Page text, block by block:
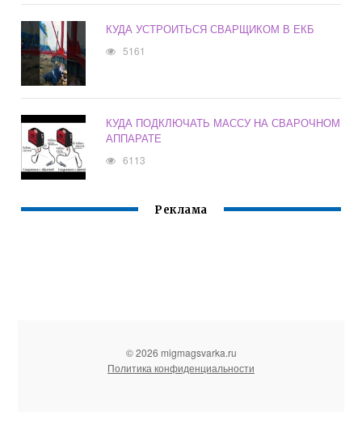
КУДА УСТРОИТЬСЯ СВАРЩИКОМ В ЕКБ
5161
КУДА ПОДКЛЮЧАТЬ МАССУ НА СВАРОЧНОМ
АППАРАТЕ
6113
Реклама
© 2026 migmagsvarka.ru
Политика конфиденциальности